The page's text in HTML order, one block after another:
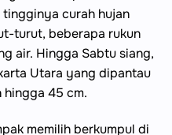
curah hujan
turut, beberapa rukun
air. Hingga Sabtu siang,
Utara yang dipantau
45 cm.
memilih berkumpul di